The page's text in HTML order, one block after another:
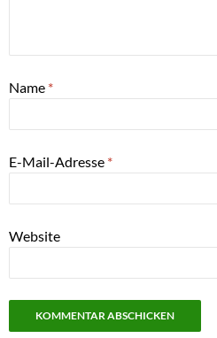
Name *
E-Mail-Adresse *
Website